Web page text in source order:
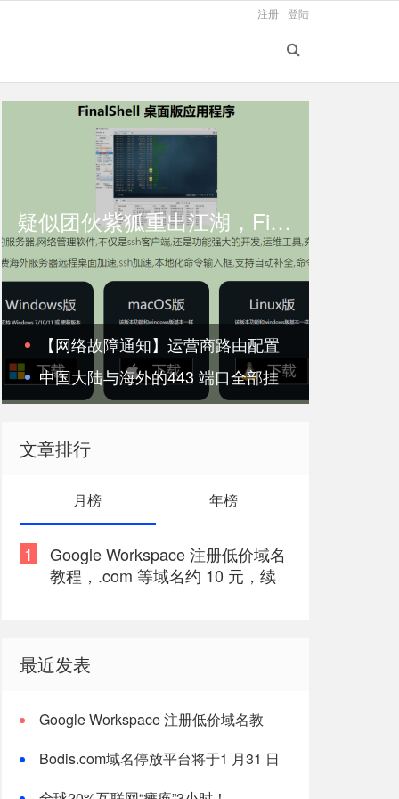
登陆
注册
疑似团伙紫狐重出江湖，Finalshell-再遭仿冒木马钓鱼
【网络故障通知】运营商路由配置
异常443端口被完全阻断导致站点无
法访问
中国大陆与海外的443 端口全部挂
了，你们的服务还好吗？
文章排行
月榜 年榜
1
Google Workspace 注册低价域名
教程，.com 等域名约 10 元，续
最近发表
Google Workspace 注册低价域名教
Bodis.com域名停放平台将于1 月31 日